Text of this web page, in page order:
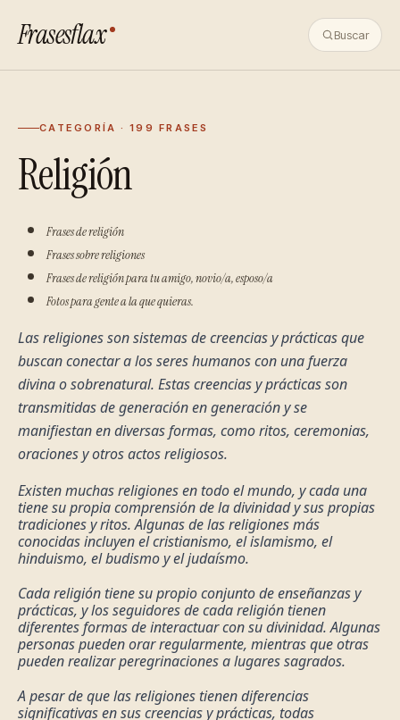
Frasesflax Buscar
CATEGORÍA · 199 FRASES
Religión
Frases de religión
Frases sobre religiones
Frases de religión para tu amigo, novio/a, esposo/a
Fotos para gente a la que quieras.
Las religiones son sistemas de creencias y prácticas que
buscan conectar a los seres humanos con una fuerza
divina o sobrenatural. Estas creencias y prácticas son
transmitidas de generación en generación y se
manifiestan en diversas formas, como ritos, ceremonias,
oraciones y otros actos religiosos.
Existen muchas religiones en todo el mundo, y cada una
tiene su propia comprensión de la divinidad y sus propias
tradiciones y ritos. Algunas de las religiones más
conocidas incluyen el cristianismo, el islamismo, el
hinduismo, el budismo y el judaísmo.
Cada religión tiene su propio conjunto de enseñanzas y
prácticas, y los seguidores de cada religión tienen
diferentes formas de interactuar con su divinidad. Algunas
personas pueden orar regularmente, mientras que otras
pueden realizar peregrinaciones a lugares sagrados.
A pesar de que las religiones tienen diferencias
significativas en sus creencias y prácticas, todas